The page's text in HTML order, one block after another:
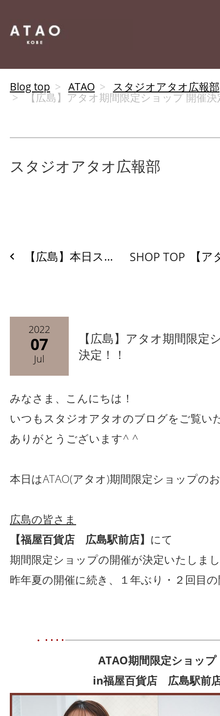
Blog top ATAO スタジオアタオ広報部
【広島】アタオ期間限定ショップ 開催決
スタジオアタオ広報部
【広島】本日ス... SHOP TOP 【
2022
07
Jul
【広島】アタオ期間限定
決定！！
みなさま、こんにちは！
いつもスタジオアタオのブログをご覧い
ありがとうございます^ ^
本日はATAO(アタオ)期間限定ショップの
広島の皆さま
【福屋百貨店 広島駅前店】 にて
期間限定ショップの開催が決定いたし
昨年夏の開催に続き、１年ぶり・２回目
・････
ATAO期間限定ショップ
in福屋百貨店 広島駅前